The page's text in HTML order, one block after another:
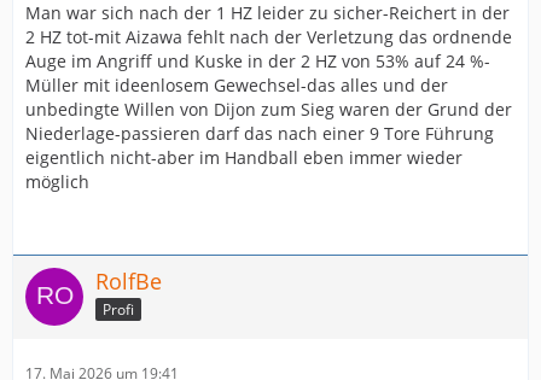
Man war sich nach der 1 HZ leider zu sicher-Reichert in der
2 HZ tot-mit Aizawa fehlt nach der Verletzung das ordnende
Auge im Angriff und Kuske in der 2 HZ von 53% auf 24 %-
Müller mit ideenlosem Gewechsel-das alles und der
unbedingte Willen von Dijon zum Sieg waren der Grund der
Niederlage-passieren darf das nach einer 9 Tore Führung
eigentlich nicht-aber im Handball eben immer wieder
möglich
RolfBe
Profi
17. Mai 2026 um 19:41